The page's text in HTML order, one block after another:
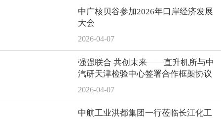
中广核贝谷参加2026年口岸经济发展
大会
2026-04-07
强强联合 共创未来——直升机所与中
汽研天津检验中心签署合作框架协议
2026-04-07
中航工业洪都集团一行莅临长江化工